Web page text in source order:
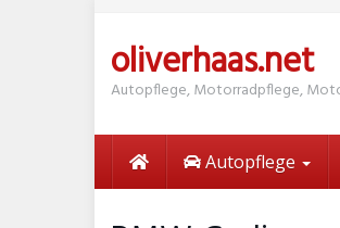
oliverhaas.net
Autopflege, Motorradpflege,
Autopflege